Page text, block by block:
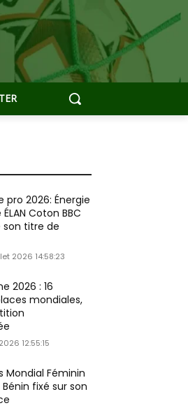
pro 2026: Énergie
Coton BBC
titre de
2026 14:58:23
2026 : 16
mondiales,
12:55:15
Mondial Féminin
Bénin fixé sur son